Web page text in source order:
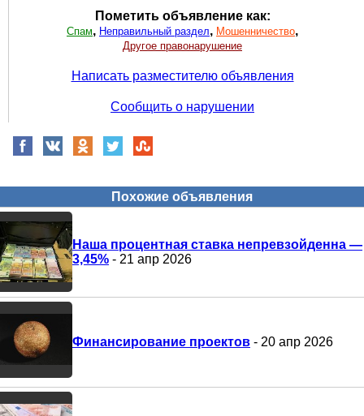
Пометить объявление как:
Спам, Неправильный раздел, Мошенничество,
Другое правонарушение
Написать разместителю объявления
Сообщить о нарушении
Похожие объявления
Наша процентная ставка непревзойденна —
3,45% - 21 апр 2026
Финансирование проектов - 20 апр 2026